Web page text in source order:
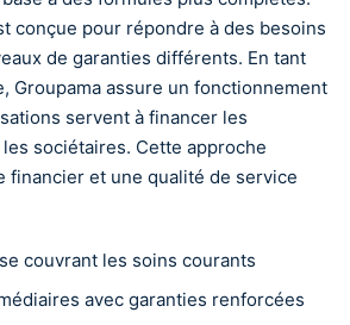
conçue pour répondre à des besoins
de garanties différents. En tant
Groupama assure un fonctionnement
servent à financer les
sociétaires. Cette approche
financier et une qualité de service
couvrant les soins courants
avec garanties renforcées